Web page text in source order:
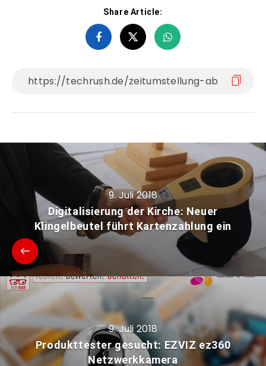
Share Article:
9. Juli 2018
Digitalisierung der Kirche: Neuer
Klingelbeutel führt Kartenzahlung ein
9. Juli 2018
Produkttester gesucht: EZVIZ ez360
Netzwerkkamera